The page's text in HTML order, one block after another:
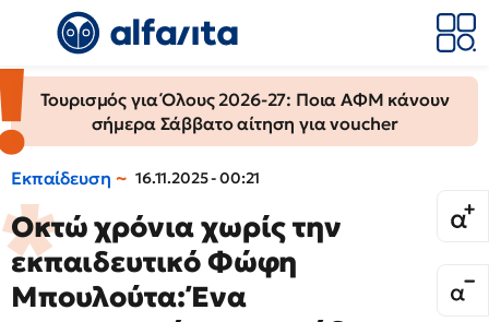
Τουρισμός για Όλους 2026-27: Ποια ΑΦΜ κάνουν
σήμερα Σάββατο αίτηση για voucher
Εκπαίδευση 16.11.2025 - 00:21
Οκτώ χρόνια χωρίς την
εκπαιδευτικό Φώφη
Μπουλούτα: Ένα